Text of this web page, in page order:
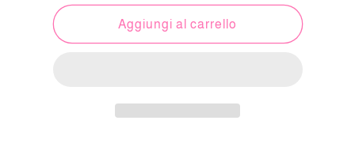
per
Giubbo
ecopelle
per
Giubbo
ecopelle
Aggiungi al carrello